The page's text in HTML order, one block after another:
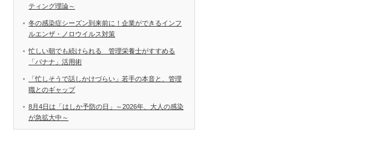
ティング理論～
冬の感染症シーズン到来前に！企業ができるインフ
ルエンザ・ノロウイルス対策
忙しい朝でも続けられる 管理栄養士がすすめる
「バナナ」活用術
「忙しそうで話しかけづらい」若手の本音と、管理
職とのギャップ
8月4日は「はしか予防の日」～2026年、大人の感染
が急拡大中～